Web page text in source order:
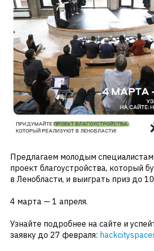
Предлагаем молодым
проект благоустройства, который
в Ленобласти, и выиграть приз до
4 марта — 1 апреля.
Узнайте подробнее на сайте и
заявку до 27 февраля: